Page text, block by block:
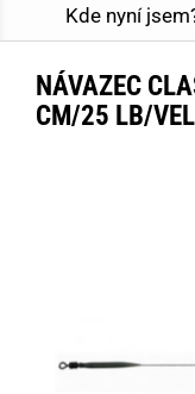
Kde nyní
NÁVAZEC
CM/25 LB/